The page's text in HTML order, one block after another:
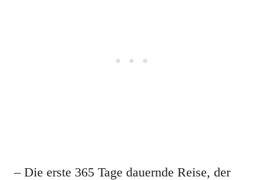
– Die erste 365 Tage dauernde Reise, der